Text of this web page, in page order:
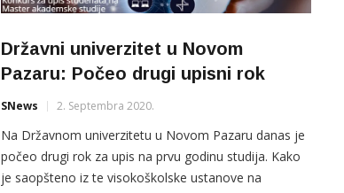
Državni univerzitet u Novom
Pazaru: Počeo drugi upisni rok
SNews 2. Septembra 2020.
Na Državnom univerzitetu u Novom Pazaru danas je
počeo drugi rok za upis na prvu godinu studija. Kako
je saopšteno iz te visokoškolske ustanove na